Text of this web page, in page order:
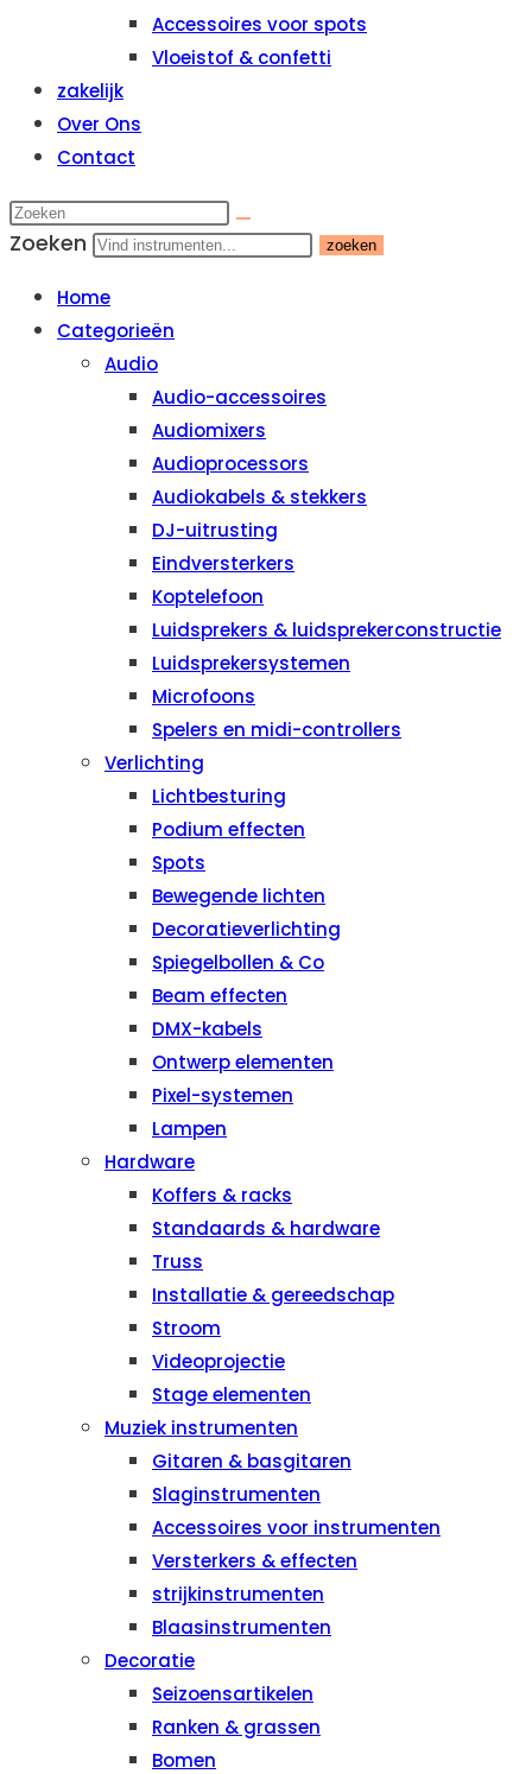
Accessoires voor spots
Vloeistof & confetti
zakelijk
Over Ons
Contact
Zoeken zoeken
Home
Categorieën
Audio
Audio-accessoires
Audiomixers
Audioprocessors
Audiokabels & stekkers
DJ-uitrusting
Eindversterkers
Koptelefoon
Luidsprekers & luidsprekerconstructie
Luidsprekersystemen
Microfoons
Spelers en midi-controllers
Verlichting
Lichtbesturing
Podium effecten
Spots
Bewegende lichten
Decoratieverlichting
Spiegelbollen & Co
Beam effecten
DMX-kabels
Ontwerp elementen
Pixel-systemen
Lampen
Hardware
Koffers & racks
Standaards & hardware
Truss
Installatie & gereedschap
Stroom
Videoprojectie
Stage elementen
Muziek instrumenten
Gitaren & basgitaren
Slaginstrumenten
Accessoires voor instrumenten
Versterkers & effecten
strijkinstrumenten
Blaasinstrumenten
Decoratie
Seizoensartikelen
Ranken & grassen
Bomen